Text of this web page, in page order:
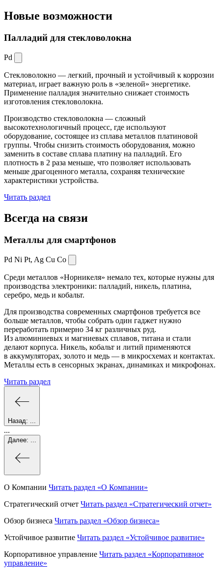
Новые возможности
Палладий для стекловолокна
Pd
Стекловолокно — легкий, прочный и устойчивый к коррозии
материал, играет важную роль в «зеленой» энергетике.
Применение палладия значительно снижает стоимость
изготовления стекловолокна.
Производство стекловолокна — сложный
высокотехнологичный процесс, где используют
оборудование, состоящее из сплава металлов платиновой
группы. Чтобы снизить стоимость оборудования, можно
заменить в составе сплава платину на палладий. Его
плотность в 2 раза меньше, что позволяет использовать
меньше драгоценного металла, сохраняя технические
характеристики устройства.
Читать раздел
Всегда на связи
Металлы для смартфонов
Pd Ni Pt, Ag Cu Co
Среди металлов «Норникеля» немало тех, которые нужны для
производства электроники: палладий, никель, платина,
серебро, медь и кобальт.
Для производства современных смартфонов требуется все
больше металлов, чтобы собрать один гаджет нужно
переработать примерно 34 кг различных руд.
Из алюминиевых и магниевых сплавов, титана и стали
делают корпуса. Никель, кобальт и литий применяются
в аккумуляторах, золото и медь — в микросхемах и контактах.
Металлы есть в сенсорных экранах, динамиках и микрофонах.
Читать раздел
Назад:
...
Далее:
О Компании Читать раздел «О Компании»
Стратегический отчет Читать раздел «Стратегический отчет»
Обзор бизнеса Читать раздел «Обзор бизнеса»
Устойчивое развитие Читать раздел «Устойчивое развитие»
Корпоративное управление Читать раздел «Корпоративное
управление»